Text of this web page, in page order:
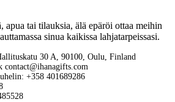
apua tai tilauksia, älä epäröi ottaa meihin
sinua kaikissa lahjatarpeissasi.
30 A, 90100, Oulu, Finland
contact@ihanagifts.com
+358 401689286